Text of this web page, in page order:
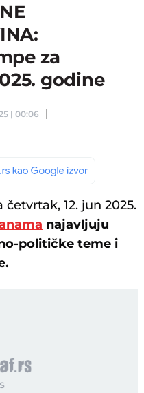
za
godine
| 00:06
četvrtak, 12. jun 2025.
najavljuju
političke teme i